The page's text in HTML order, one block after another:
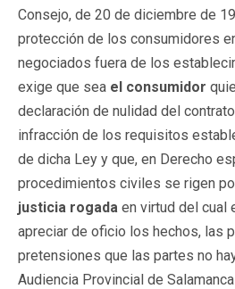
Consejo, de 20 de diciembre de
protección de los consumidores
negociados fuera de los
exige que sea el consumidor
declaración de nulidad del
infracción de los requisitos
de dicha Ley y que, en Derecho
procedimientos civiles se rigen
justicia rogada en virtud del cual
apreciar de oficio los hechos, las
pretensiones que las partes no
Audiencia Provincial de